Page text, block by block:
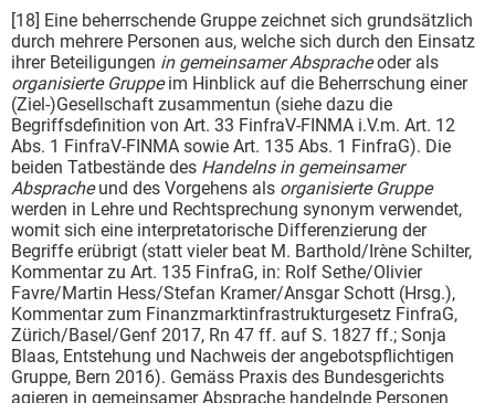
[18] Eine beherrschende Gruppe zeichnet sich grundsätzlich
durch mehrere Personen aus, welche sich durch den Einsatz
ihrer Beteiligungen in gemeinsamer Abspracheoder als
organisierte Gruppeim Hinblick auf die Beherrschung einer
(Ziel-)Gesellschaft zusammentun (siehe dazu die
Begriffsdefinition von Art. 33 FinfraV-FINMA i.V.m. Art. 12
Abs. 1 FinfraV-FINMA sowie Art. 135 Abs. 1 FinfraG). Die
beiden Tatbestände des Handelns in gemeinsamer
Abspracheund des Vorgehens als organisierte Gruppe
werden in Lehre und Rechtsprechung synonym verwendet,
womit sich eine interpretatorische Differenzierung der
Begriffe erübrigt (statt vieler beat M. Barthold/Irène Schilter,
Kommentar zu Art. 135 FinfraG, in: Rolf Sethe/Olivier
Favre/Martin Hess/Stefan Kramer/Ansgar Schott (Hrsg.),
Kommentar zum Finanzmarktinfrastrukturgesetz FinfraG,
Zürich/Basel/Genf 2017, Rn 47 ff. auf S. 1827 ff.; Sonja
Blaas, Entstehung und Nachweis der angebotspflichtigen
Gruppe, Bern 2016). Gemäss Praxis des Bundesgerichts
agieren in gemeinsamer Absprache handelnde Personen